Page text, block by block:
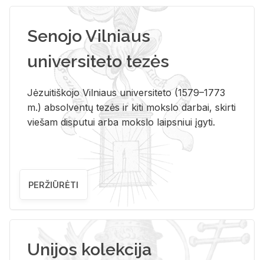
Senojo Vilniaus
universiteto tezės
Jėzuitiškojo Vilniaus universiteto (1579–1773
m.) absolventų tezės ir kiti mokslo darbai, skirti
viešam disputui arba mokslo laipsniui įgyti.
PERŽIŪRĖTI
Unijos kolekcija